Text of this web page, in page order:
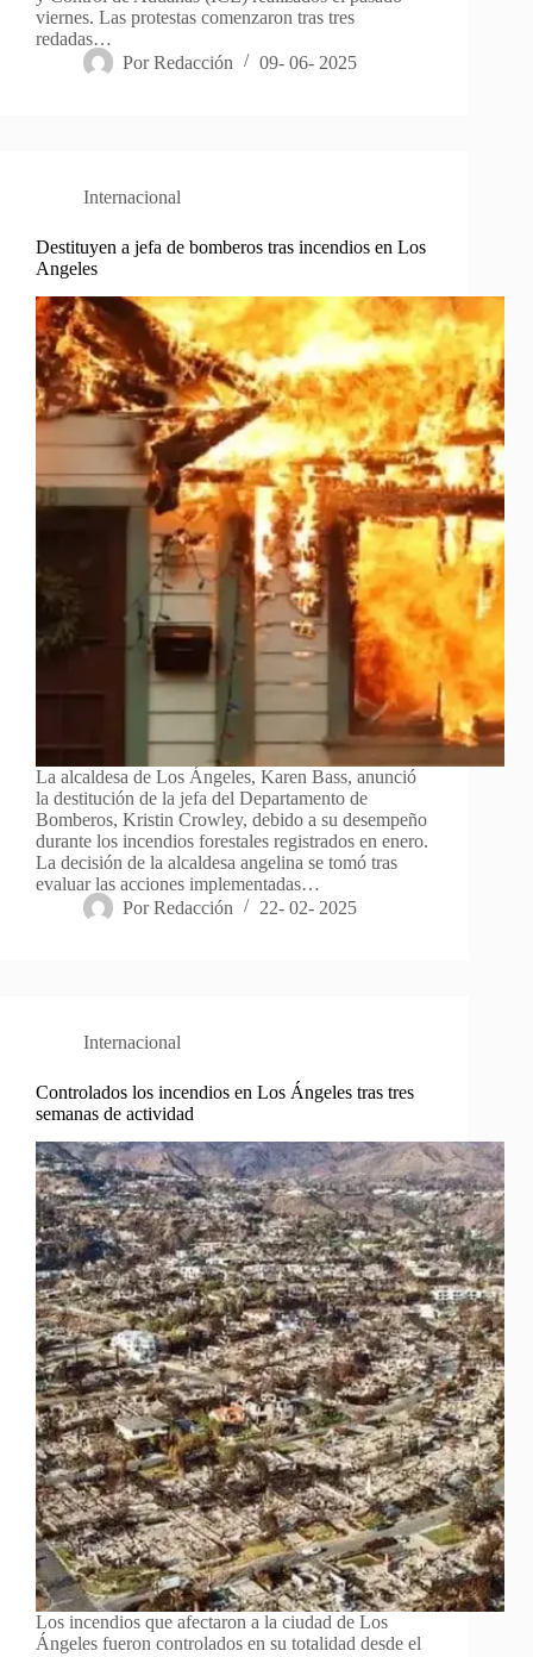
viernes. Las protestas comenzaron tras tres
redadas…
Por Redacción 09- 06- 2025
Internacional
Destituyen a jefa de bomberos tras incendios en Los
Angeles
La alcaldesa de Los Ángeles, Karen Bass, anunció
la destitución de la jefa del Departamento de
Bomberos, Kristin Crowley, debido a su desempeño
durante los incendios forestales registrados en enero.
La decisión de la alcaldesa angelina se tomó tras
evaluar las acciones implementadas…
Por Redacción 22- 02- 2025
Internacional
Controlados los incendios en Los Ángeles tras tres
semanas de actividad
Los incendios que afectaron a la ciudad de Los
Ángeles fueron controlados en su totalidad desde el